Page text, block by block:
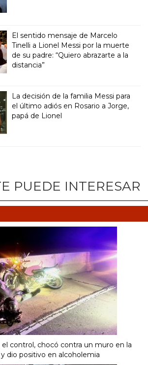
El sentido mensaje de Marcelo
Tinelli a Lionel Messi por la muerte
de su padre: “Quiero abrazarte a la
distancia”
La decisión de la familia Messi para
el último adiós en Rosario a Jorge,
papá de Lionel
PUEDE INTERESAR
control, chocó contra un muro en la
dio positivo en alcoholemia